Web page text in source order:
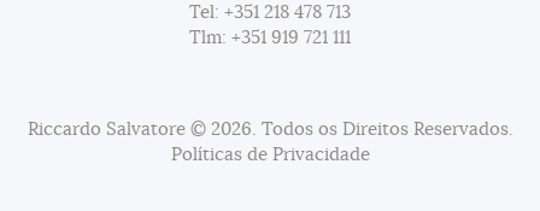
Tel: +351 218 478 713
Tlm: +351 919 721 111
Riccardo Salvatore © 2026. Todos os Direitos Reservados.
Políticas de Privacidade